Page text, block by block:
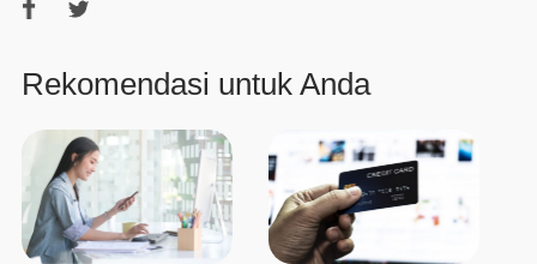
Rekomendasi untuk Anda